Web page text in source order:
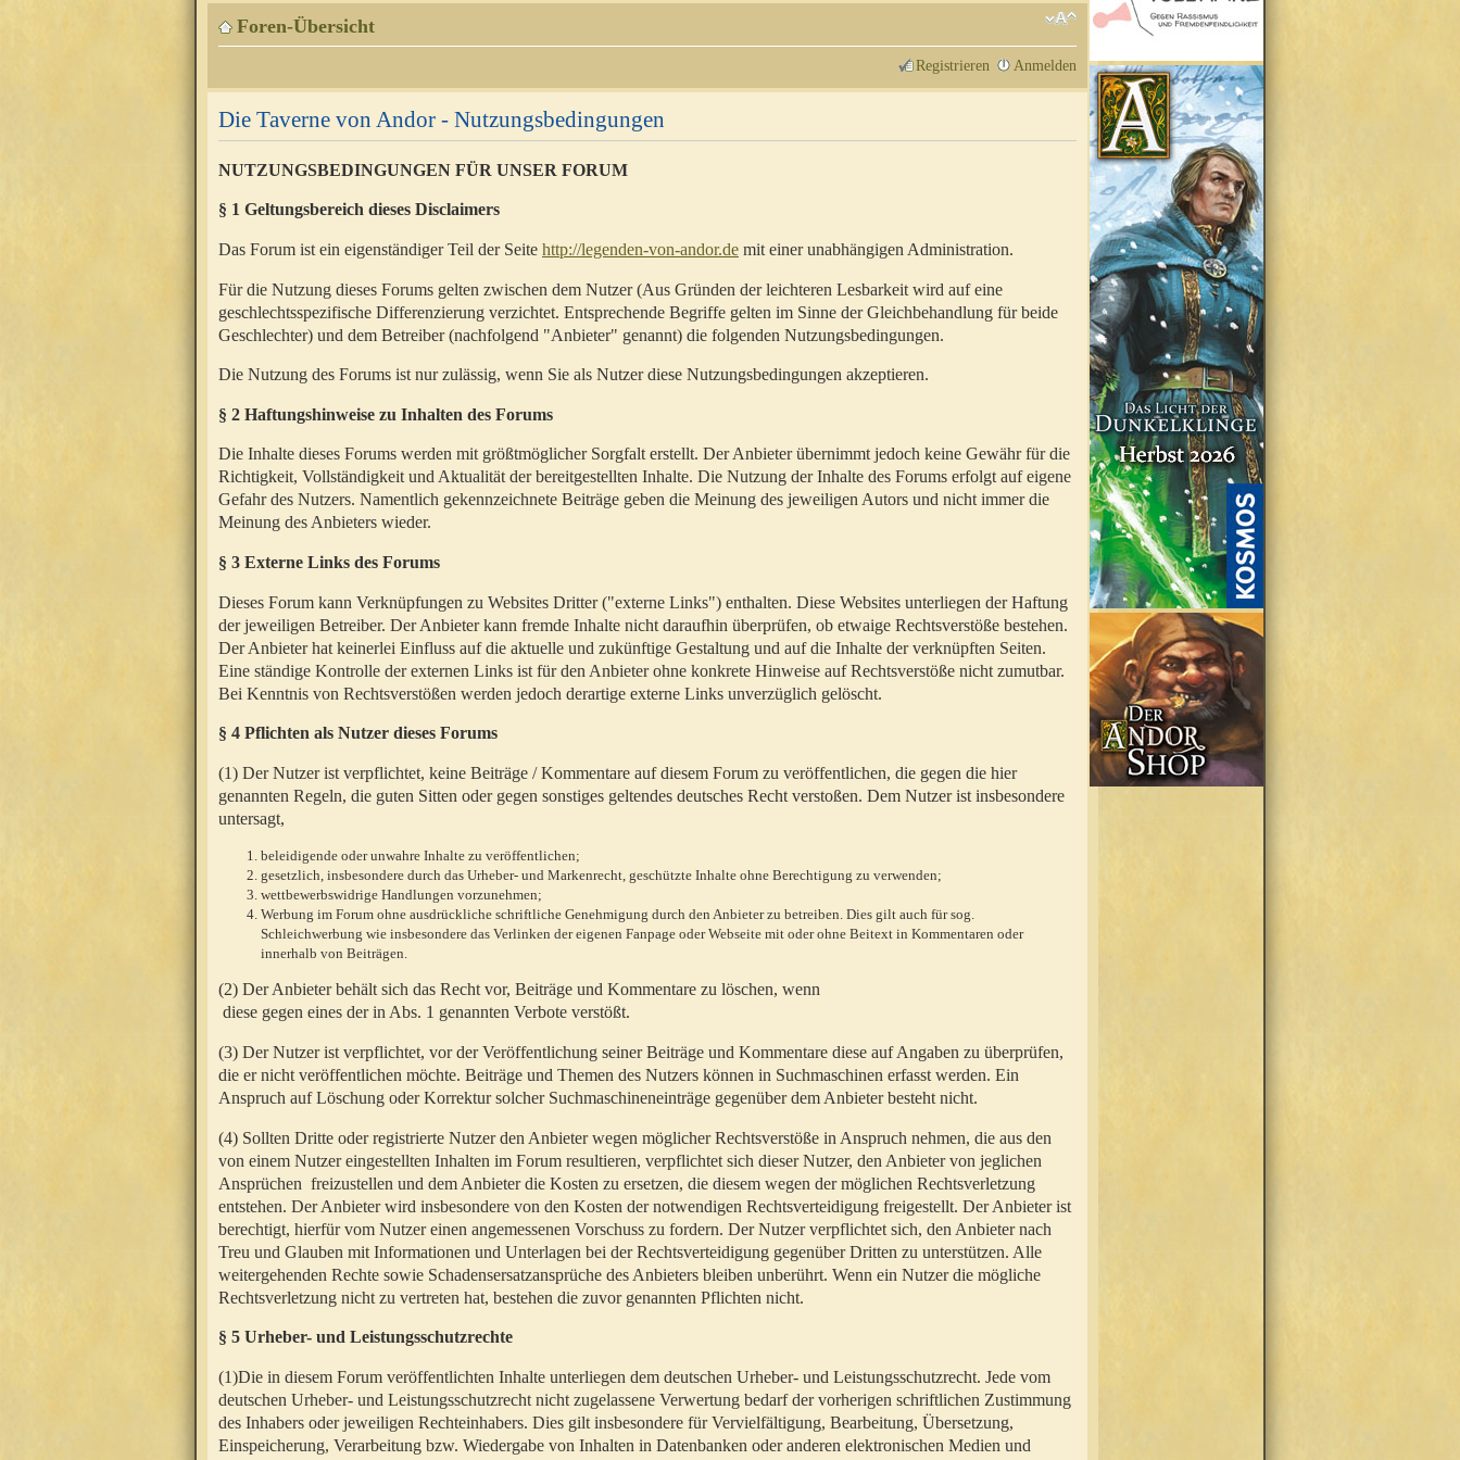
Foren-Übersicht
Registrieren Anmelden
Die Taverne von Andor - Nutzungsbedingungen
NUTZUNGSBEDINGUNGEN FÜR UNSER FORUM
§ 1 Geltungsbereich dieses Disclaimers
Das Forum ist ein eigenständiger Teil der Seite http://legenden-von-andor.de mit einer unabhängigen Administration.
Für die Nutzung dieses Forums gelten zwischen dem Nutzer (Aus Gründen der leichteren Lesbarkeit wird auf eine
geschlechtsspezifische Differenzierung verzichtet. Entsprechende Begriffe gelten im Sinne der Gleichbehandlung für beide
Geschlechter) und dem Betreiber (nachfolgend "Anbieter" genannt) die folgenden Nutzungsbedingungen.
Die Nutzung des Forums ist nur zulässig, wenn Sie als Nutzer diese Nutzungsbedingungen akzeptieren.
§ 2 Haftungshinweise zu Inhalten des Forums
Die Inhalte dieses Forums werden mit größtmöglicher Sorgfalt erstellt. Der Anbieter übernimmt jedoch keine Gewähr für die
Richtigkeit, Vollständigkeit und Aktualität der bereitgestellten Inhalte. Die Nutzung der Inhalte des Forums erfolgt auf eigene
Gefahr des Nutzers. Namentlich gekennzeichnete Beiträge geben die Meinung des jeweiligen Autors und nicht immer die
Meinung des Anbieters wieder.
§ 3 Externe Links des Forums
Dieses Forum kann Verknüpfungen zu Websites Dritter ("externe Links") enthalten. Diese Websites unterliegen der Haftung
der jeweiligen Betreiber. Der Anbieter kann fremde Inhalte nicht daraufhin überprüfen, ob etwaige Rechtsverstöße bestehen.
Der Anbieter hat keinerlei Einfluss auf die aktuelle und zukünftige Gestaltung und auf die Inhalte der verknüpften Seiten.
Eine ständige Kontrolle der externen Links ist für den Anbieter ohne konkrete Hinweise auf Rechtsverstöße nicht zumutbar.
Bei Kenntnis von Rechtsverstößen werden jedoch derartige externe Links unverzüglich gelöscht.
§ 4 Pflichten als Nutzer dieses Forums
(1) Der Nutzer ist verpflichtet, keine Beiträge / Kommentare auf diesem Forum zu veröffentlichen, die gegen die hier
genannten Regeln, die guten Sitten oder gegen sonstiges geltendes deutsches Recht verstoßen. Dem Nutzer ist insbesondere
untersagt,
beleidigende oder unwahre Inhalte zu veröffentlichen;
gesetzlich, insbesondere durch das Urheber- und Markenrecht, geschützte Inhalte ohne Berechtigung zu verwenden;
wettbewerbswidrige Handlungen vorzunehmen;
Werbung im Forum ohne ausdrückliche schriftliche Genehmigung durch den Anbieter zu betreiben. Dies gilt auch für sog.
Schleichwerbung wie insbesondere das Verlinken der eigenen Fanpage oder Webseite mit oder ohne Beitext in Kommentaren oder
innerhalb von Beiträgen.
(2) Der Anbieter behält sich das Recht vor, Beiträge und Kommentare zu löschen, wenn
diese gegen eines der in Abs. 1 genannten Verbote verstößt.
(3) Der Nutzer ist verpflichtet, vor der Veröffentlichung seiner Beiträge und Kommentare diese auf Angaben zu überprüfen,
die er nicht veröffentlichen möchte. Beiträge und Themen des Nutzers können in Suchmaschinen erfasst werden. Ein
Anspruch auf Löschung oder Korrektur solcher Suchmaschineneinträge gegenüber dem Anbieter besteht nicht.
(4) Sollten Dritte oder registrierte Nutzer den Anbieter wegen möglicher Rechtsverstöße in Anspruch nehmen, die aus den
von einem Nutzer eingestellten Inhalten im Forum resultieren, verpflichtet sich dieser Nutzer, den Anbieter von jeglichen
Ansprüchen freizustellen und dem Anbieter die Kosten zu ersetzen, die diesem wegen der möglichen Rechtsverletzung
entstehen. Der Anbieter wird insbesondere von den Kosten der notwendigen Rechtsverteidigung freigestellt. Der Anbieter ist
berechtigt, hierfür vom Nutzer einen angemessenen Vorschuss zu fordern. Der Nutzer verpflichtet sich, den Anbieter nach
Treu und Glauben mit Informationen und Unterlagen bei der Rechtsverteidigung gegenüber Dritten zu unterstützen. Alle
weitergehenden Rechte sowie Schadensersatzansprüche des Anbieters bleiben unberührt. Wenn ein Nutzer die mögliche
Rechtsverletzung nicht zu vertreten hat, bestehen die zuvor genannten Pflichten nicht.
§ 5 Urheber- und Leistungsschutzrechte
(1)Die in diesem Forum veröffentlichten Inhalte unterliegen dem deutschen Urheber- und Leistungsschutzrecht. Jede vom
deutschen Urheber- und Leistungsschutzrecht nicht zugelassene Verwertung bedarf der vorherigen schriftlichen Zustimmung
des Inhabers oder jeweiligen Rechteinhabers. Dies gilt insbesondere für Vervielfältigung, Bearbeitung, Übersetzung,
Einspeicherung, Verarbeitung bzw. Wiedergabe von Inhalten in Datenbanken oder anderen elektronischen Medien und